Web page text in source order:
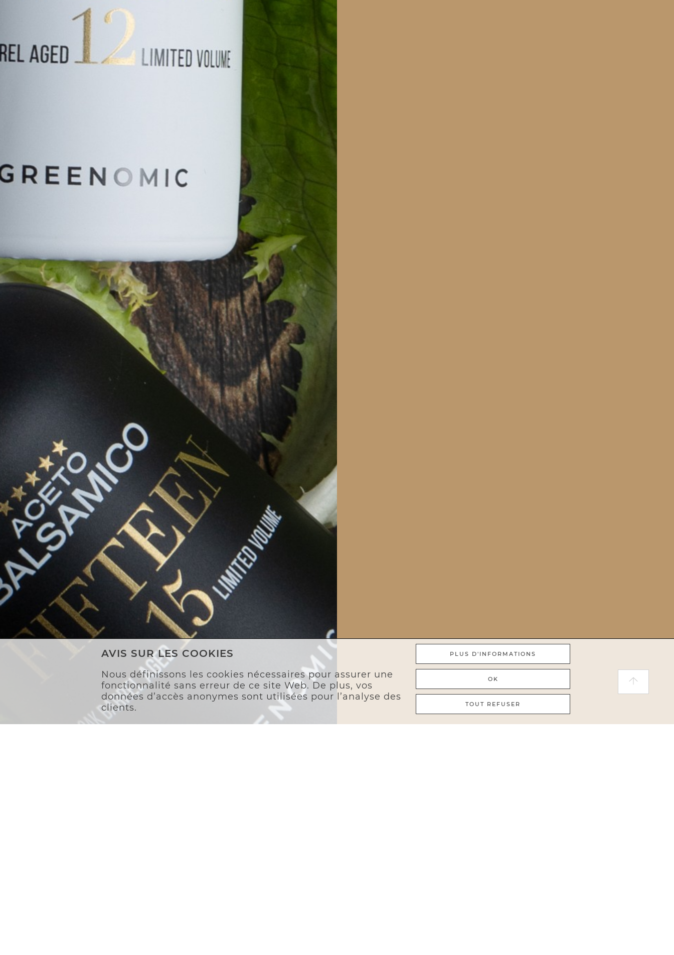
AVIS SUR LES COOKIES
Nous définissons les cookies nécessaires pour assurer une
fonctionnalité sans erreur de ce site Web. De plus, vos
données d’accès anonymes sont utilisées pour l’analyse des
clients.
PLUS D'INFORMATIONS
OK
TOUT REFUSER